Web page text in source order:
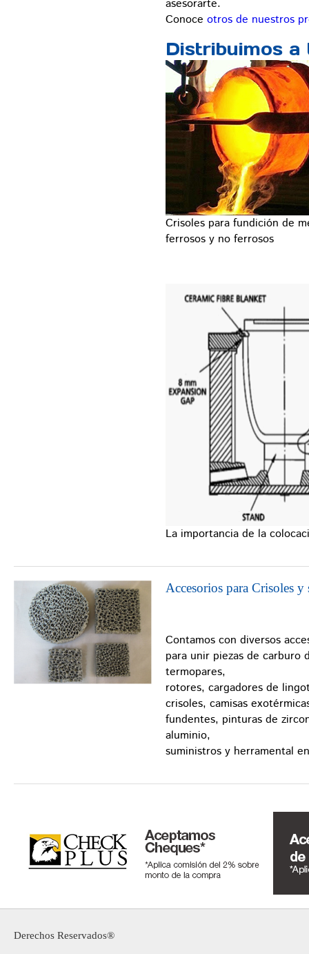
asesorarte.
Conoce otros de nuestros
Distribuimos
Crisoles para fundición de
ferrosos y no ferrosos
La importancia de la
Accesorios para Crisoles
Contamos con diversos
para unir piezas de carburo
termopares,
rotores, cargadores de
crisoles, camisas
fundentes, pinturas de
aluminio,
suministros y herramental
Derechos Reservados®